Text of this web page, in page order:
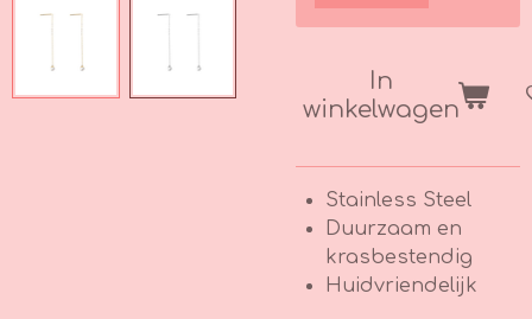
In
winkelwagen
Stainless Steel
Duurzaam en
krasbestendig
Huidvriendelijk